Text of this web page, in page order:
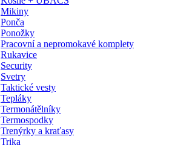
Mikiny
Ponča
Ponožky
Pracovní a nepromokavé komplety
Rukavice
Security
Svetry
Taktické vesty
Tepláky
Termonátělníky
Termospodky
Trenýrky a kraťasy
Trika